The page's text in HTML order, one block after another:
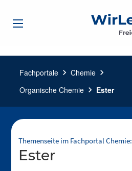
Fachportale chevron_right Chemie chevron_right
Organische Chemie chevron_right Ester
Themenseite im Fachportal Chemie:
Ester